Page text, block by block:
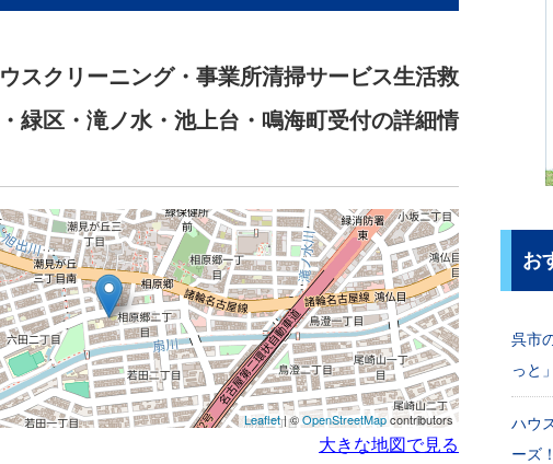
スクリーニング・事業所清掃サービス生活救
緑区・滝ノ水・池上台・鳴海町受付の詳細情
Leaflet| ©OpenStreetMapcontributors
大きな地図で見る
お
呉市
っと」
ハウ
ーズ！